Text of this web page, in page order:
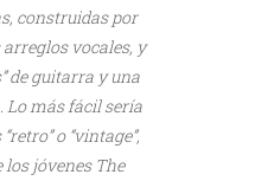
construidas por
vocales, y
de guitarra y una
Lo más fácil sería
o “vintage”,
los jóvenes The